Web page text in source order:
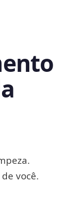
você.